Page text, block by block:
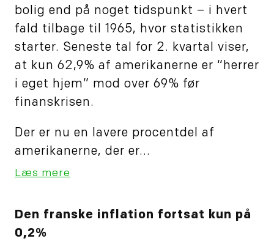
bolig end på noget tidspunkt – i hvert
fald tilbage til 1965, hvor statistikken
starter. Seneste tal for 2. kvartal viser,
at kun 62,9% af amerikanerne er “herrer
i eget hjem” mod over 69% før
finanskrisen.
Der er nu en lavere procentdel af
amerikanerne, der er...
Læs mere
Den franske inflation fortsat kun på
0,2%